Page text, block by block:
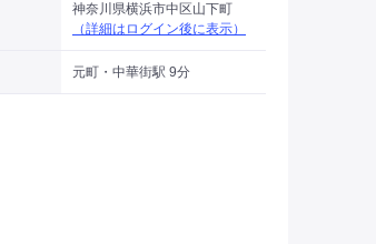
神奈川県横浜市中区山下町
（詳細はログイン後に表示）
元町・中華街駅 9分